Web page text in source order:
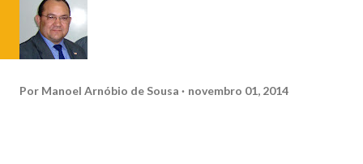
Por Manoel Arnóbio de Sousa novembro 01, 2014